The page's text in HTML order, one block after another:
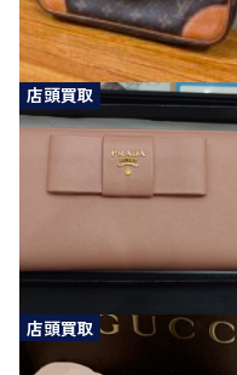
店頭買取
店頭買取